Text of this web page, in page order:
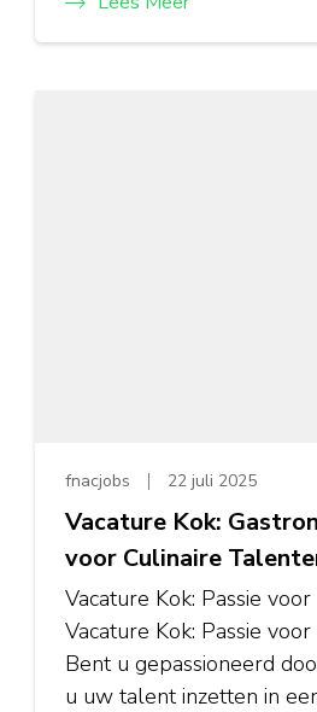
fnacjobs 22 juli 2025
Vacature Kok:
voor Culinaire
Vacature Kok: Passie
Vacature Kok: Passie
Bent u gepassioneerd
u uw talent inzetten in